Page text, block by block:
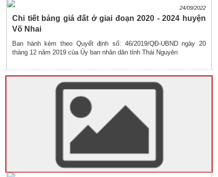
24/09/2022
Chi tiết bảng giá đất ở giai đoạn 2020 - 2024 huyện
Võ Nhai
Ban hành kèm theo Quyết định số: 46/2019/QĐ-UBND ngày 20
tháng 12 năm 2019 của Ủy ban nhân dân tỉnh Thái Nguyên